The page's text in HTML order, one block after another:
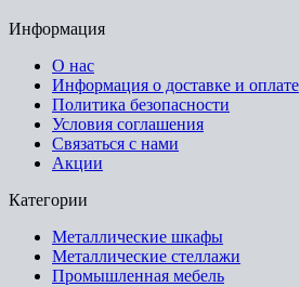
Информация
О нас
Информация о доставке и оплате
Политика безопасности
Условия соглашения
Связаться с нами
Акции
Категории
Металлические шкафы
Металлические стеллажи
Промышленная мебель